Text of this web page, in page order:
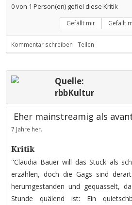
0von 1 Person(en) gefiel diese Kritik
Gefällt mir Gefällt
Kommentar schreiben Teilen
Quelle:
rbbKultur
Eher mainstreamig als
7 Jahre her.
Kritik
''Claudia Bauer will das Stück als
erzählen, doch die Gags sind
herumgestanden und gequasselt,
Stunde quälend ist: Ein